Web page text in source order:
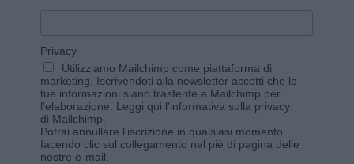
Privacy
Utilizziamo Mailchimp come piattaforma di
marketing. Iscrivendoti alla newsletter accetti che le
tue informazioni siano trasferite a Mailchimp per
l'elaborazione. Leggi qui l'informativa sulla privacy
di Mailchimp
Potrai annullare l'iscrizione in qualsiasi momento
facendo clic sul collegamento nel piè di pagina delle
nostre e-mail.